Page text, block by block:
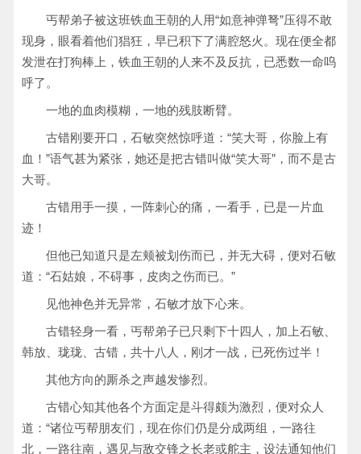
丐帮弟子被这班铁血王朝的人用“如意神弹弩”压得不敢
现身，眼看着他们猖狂，早已积下了满腔怒火。现在便全都
发泄在打狗棒上，铁血王朝的人来不及反抗，已悉数一命呜
呼了。
一地的血肉模糊，一地的残肢断臂。
古错刚要开口，石敏突然惊呼道：“笑大哥，你脸上有
血！”语气甚为紧张，她还是把古错叫做“笑大哥”，而不是古
大哥。
古错用手一摸，一阵刺心的痛，一看手，已是一片血
迹！
但他已知道只是左颊被划伤而已，并无大碍，便对石敏
道：“石姑娘，不碍事，皮肉之伤而已。”
见他神色并无异常，石敏才放下心来。
古错轻身一看，丐帮弟子已只剩下十四人，加上石敏、
韩放、珑珑、古错，共十八人，刚才一战，已死伤过半！
其他方向的厮杀之声越发惨烈。
古错心知其他各个方面定是斗得颇为激烈，便对众人
道：“诸位丐帮朋友们，现在你们仍是分成两组，一路往
北，一路往南，遇见与敌交锋之长老或舵主，设法通知他们